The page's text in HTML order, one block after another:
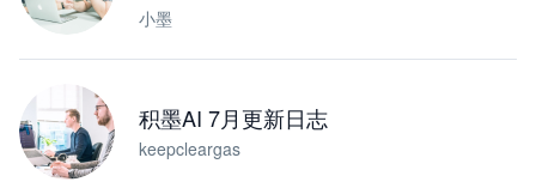
小墨
积墨AI 7月更新日志
keepcleargas